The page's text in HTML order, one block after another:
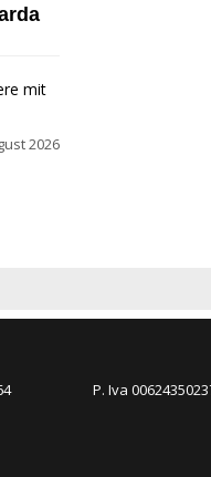
mit
2026
P. Iva